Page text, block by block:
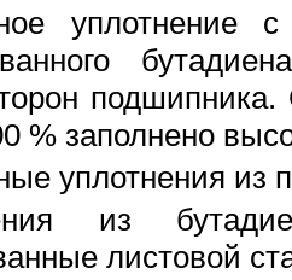
уплотнение
% заполнено
уплотнения из
из
листовой